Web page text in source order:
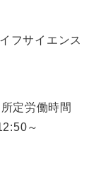
フサイエンス
定労働時間
～